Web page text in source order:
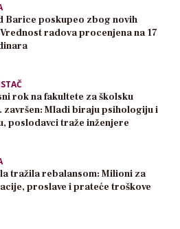
Barice poskupeo zbog novih
radova procenjena na 17
rok na fakultete za školsku
završen: Mladi biraju psihologiju i
poslodavci traže inženjere
tražila rebalansom: Milioni za
proslave i prateće troškove